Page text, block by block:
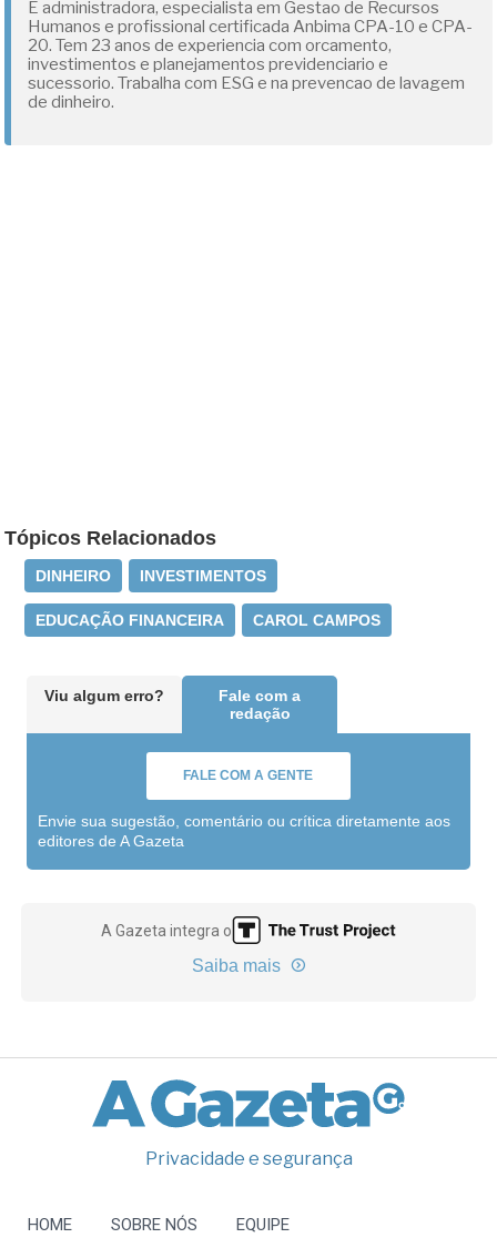
E administradora, especialista em Gestao de Recursos
Humanos e profissional certificada Anbima CPA-10 e CPA-
20. Tem 23 anos de experiencia com orcamento,
investimentos e planejamentos previdenciario e
sucessorio. Trabalha com ESG e na prevencao de lavagem
de dinheiro.
Tópicos Relacionados
DINHEIRO INVESTIMENTOS
EDUCAÇÃO FINANCEIRA CAROL CAMPOS
Viu algum erro?
Fale com a
redação
FALE COM A GENTE
Envie sua sugestão, comentário ou crítica diretamente aos
editores de A Gazeta
A Gazeta integra o
Saiba mais
Privacidade e segurança
HOME SOBRE NÓS EQUIPE